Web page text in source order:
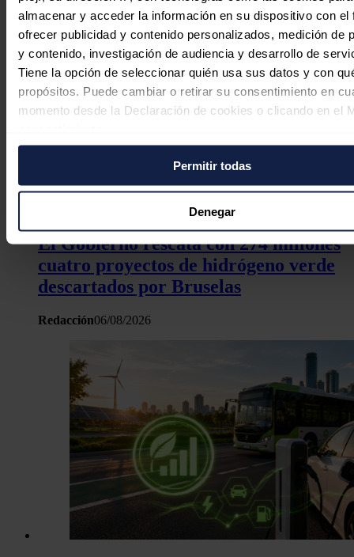
almacenar y acceder la información en su dispositivo con el
ofrecer publicidad y contenido personalizados, medición de
y contenido, investigación de audiencia y desarrollo de
Tiene la opción de seleccionar quién usa sus datos y con
propósitos. Puede cambiar o retirar su consentimiento en
momento desde la Declaración de cookies o clicando en el
Si lo permite, también quisiéramos:
Recopilar información sobre su ubicación geográfica
puede tener una precisión de varios metros
Identificar su dispositivo analizándolo activamente
características específicas (huellas digitales)
Obtenga más información sobre cómo se procesan sus
personales y establezca sus preferencias en la
la Declaración de cookies.
Las cookies de este sitio web se usan para personalizar el
y los anuncios, ofrecer funciones de redes sociales y
tráfico. Además, compartimos información sobre el uso que
sitio web con nuestros partners de redes sociales,
análisis web, quienes pueden combinarla con otra
haya proporcionado o que hayan recopilado a partir del uso
hecho de sus servicios.
Permitir todas
Denegar
El Gobierno rescata con 274 millones
cuatro proyectos de hidrógeno verde
descartados por Bruselas
Redacción06/08/2026